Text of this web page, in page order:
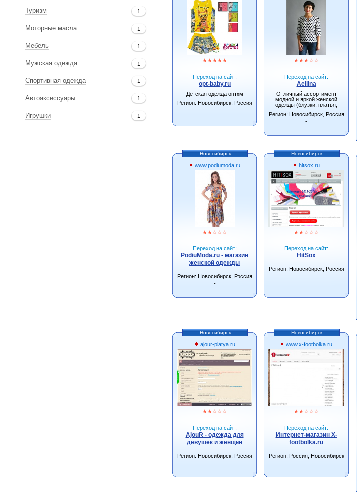
Туризм 1
Моторные масла 1
Мебель 1
Мужская одежда 1
Спортивная одежда 1
Автоаксессуары 1
Игрушки 1
★★★★★
Переход на сайт:
opt-baby.ru
Детская одежда оптом
Регион: Новосибирск, Россия
-
★★★☆☆
Переход на сайт:
Aellina
Отличный ассортимент
модной и яркой женской
одежды (блузки, платья,
Регион: Новосибирск, Россия
-
Новосибирск
www.podiumoda.ru
★★☆☆☆
Переход на сайт:
PodiuModa.ru - магазин
женской одежды
Регион: Новосибирск, Россия
-
Новосибирск
hitsox.ru
★★☆☆☆
Переход на сайт:
HitSox
Регион: Новосибирск, Россия
-
Новосибирск
ajour-platya.ru
★★☆☆☆
Переход на сайт:
AjouR - одежда для
девушек и женщин
Регион: Новосибирск, Россия
-
Новосибирск
www.x-footbolka.ru
★★☆☆☆
Переход на сайт:
Интернет-магазин X-
footbolka.ru
Регион: Россия, Новосибирск
-